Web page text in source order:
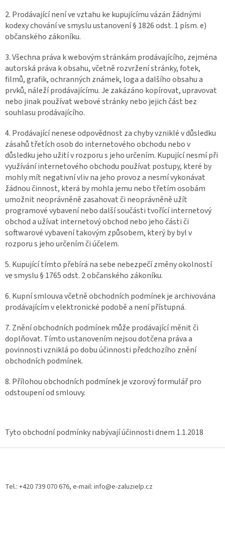
2. Prodávající není ve vztahu ke kupujícímu vázán žádnými
kodexy chování ve smyslu ustanovení § 1826 odst. 1 písm. e)
občanského zákoníku.
3. Všechna práva k webovým stránkám prodávajícího, zejména
autorská práva k obsahu, včetně rozvržení stránky, fotek,
filmů, grafik, ochranných známek, loga a dalšího obsahu a
prvků, náleží prodávajícímu. Je zakázáno kopírovat, upravovat
nebo jinak používat webové stránky nebo jejich část bez
souhlasu prodávajícího.
4. Prodávající nenese odpovědnost za chyby vzniklé v důsledku
zásahů třetích osob do internetového obchodu nebo v
důsledku jeho užití v rozporu s jeho určením. Kupující nesmí při
využívání internetového obchodu používat postupy, které by
mohly mít negativní vliv na jeho provoz a nesmí vykonávat
žádnou činnost, která by mohla jemu nebo třetím osobám
umožnit neoprávněně zasahovat či neoprávněně užít
programové vybavení nebo další součásti tvořící internetový
obchod a užívat internetový obchod nebo jeho části či
softwarové vybavení takovým způsobem, který by byl v
rozporu s jeho určením či účelem.
5. Kupující tímto přebírá na sebe nebezpečí změny okolností
ve smyslu § 1765 odst. 2 občanského zákoníku.
6. Kupní smlouva včetně obchodních podmínek je archivována
prodávajícím v elektronické podobě a není přístupná.
7. Znění obchodních podmínek může prodávající měnit či
doplňovat. Tímto ustanovením nejsou dotčena práva a
povinnosti vzniklá po dobu účinnosti předchozího znění
obchodních podmínek.
8. Přílohou obchodních podmínek je vzorový formulář pro
odstoupení od smlouvy.
Tyto obchodní podmínky nabývají účinnosti dnem 1.1.2018
Tel.: +420 739 070 676, e-mail: info@e-zaluzielp.cz